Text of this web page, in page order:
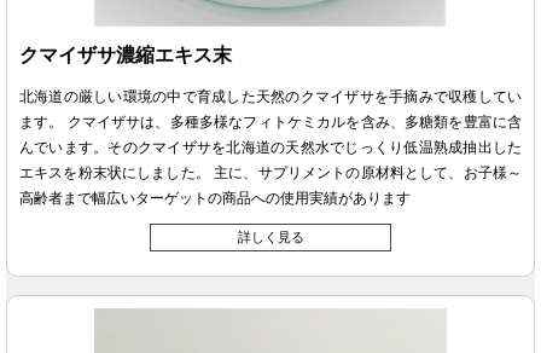
クマイザサ濃縮エキス末
北海道の厳しい環境の中で育成した天然のクマイザサを手摘みで収穫してい
ます。 クマイザサは、多種多様なフィトケミカルを含み、多糖類を豊富に含
んでいます。そのクマイザサを北海道の天然水でじっくり低温熟成抽出した
エキスを粉末状にしました。 主に、サプリメントの原材料として、お子様～
高齢者まで幅広いターゲットの商品への使用実績があります
詳しく見る